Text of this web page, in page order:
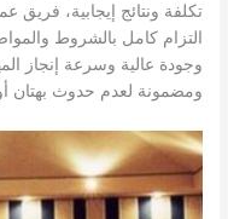
تكلفة ونتائج إيجابية،
التزام كامل بالشروط
وجودة عالية وسرعة إنجاز
ومضمونة لعدم حدوث بهتان